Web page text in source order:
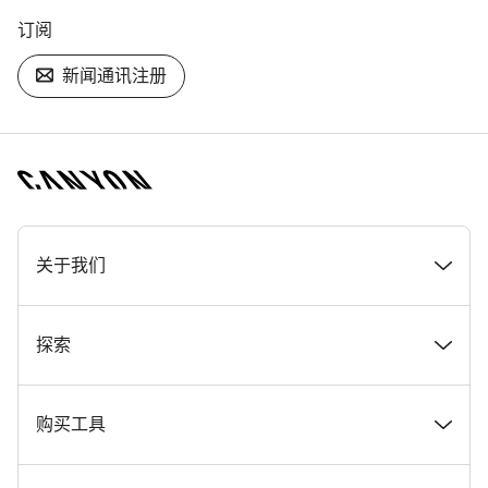
订阅
新闻通讯注册
[footer.linksList.title]
关于我们
奖项
在 Canyon 工作
探索
新闻和故事
购买工具